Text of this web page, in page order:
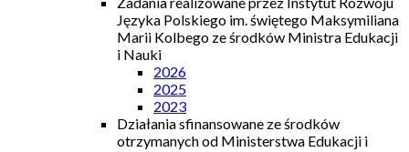
Języka Polskiego im. świętego Maksymiliana
Marii Kolbego ze środków Ministra Edukacji
i Nauki
2026
2025
2023
Działania sfinansowane ze środków
otrzymanych od Ministerstwa Edukacji i